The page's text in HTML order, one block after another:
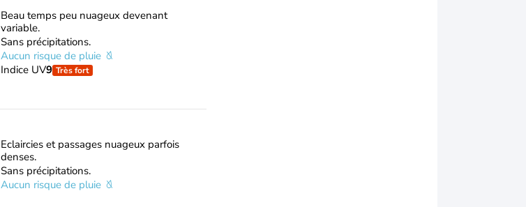
Beau temps peu nuageux devenant
variable.
Sans précipitations.
Aucun risque de pluie
Indice UV9 Très fort
Eclaircies et passages nuageux parfois
denses.
Sans précipitations.
Aucun risque de pluie